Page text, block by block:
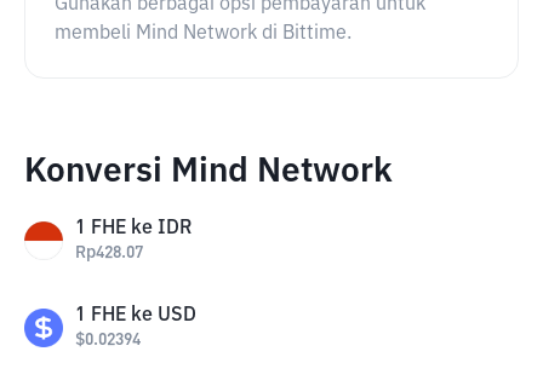
Gunakan berbagai opsi pembayaran untuk
membeli Mind Network di Bittime.
Konversi Mind Network
1 FHE ke IDR
Rp428.07
1 FHE ke USD
$0.02394